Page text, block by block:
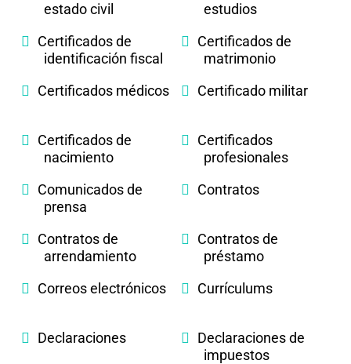
estado civil
estudios
Certificados de
identificación fiscal
Certificados de
matrimonio
Certificados médicos
Certificado militar
Certificados de
nacimiento
Certificados
profesionales
Comunicados de
prensa
Contratos
Contratos de
arrendamiento
Contratos de
préstamo
Correos electrónicos
Currículums
Declaraciones
Declaraciones de
impuestos